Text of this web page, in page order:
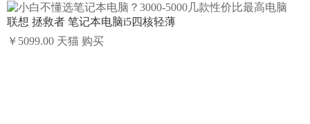
联想 拯救者 笔记本电脑i5四核轻薄
￥5099.00 天猫 购买